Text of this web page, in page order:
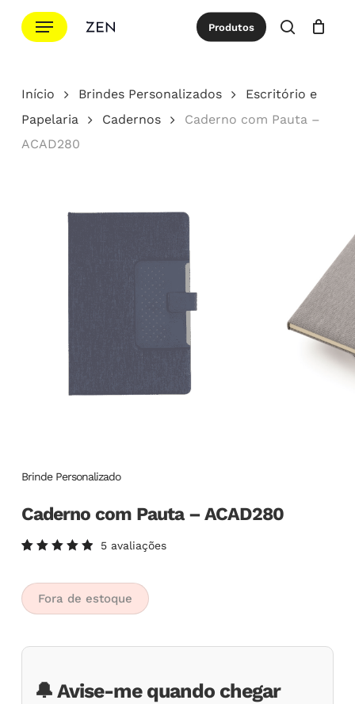
para
principal
Menu Produtos
procurar
Cotação Close
Início Brindes Personalizados
Escritório e
Papelaria
Cadernos
Caderno com Pauta –
ACAD280
Brinde Personalizado
Caderno com Pauta – ACAD280
5.00de
5, com
baseado
em
clientes
5avaliações
Fora de estoque
🔔 Avise-me quando chegar